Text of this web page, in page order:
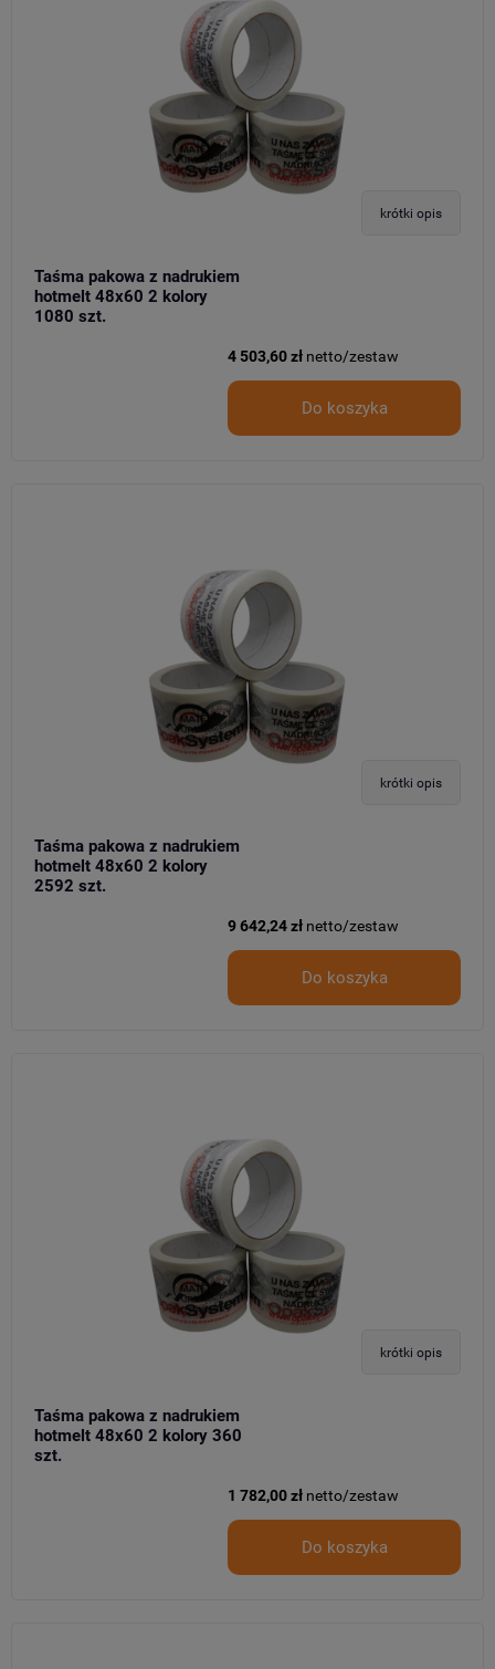
krótki opis
Taśma pakowa z nadrukiem
hotmelt 48x60 2 kolory
1080 szt.
4 503,60 zł netto/zestaw
Do koszyka
krótki opis
Taśma pakowa z nadrukiem
hotmelt 48x60 2 kolory
2592 szt.
9 642,24 zł netto/zestaw
Do koszyka
krótki opis
Taśma pakowa z nadrukiem
hotmelt 48x60 2 kolory 360
szt.
1 782,00 zł netto/zestaw
Do koszyka